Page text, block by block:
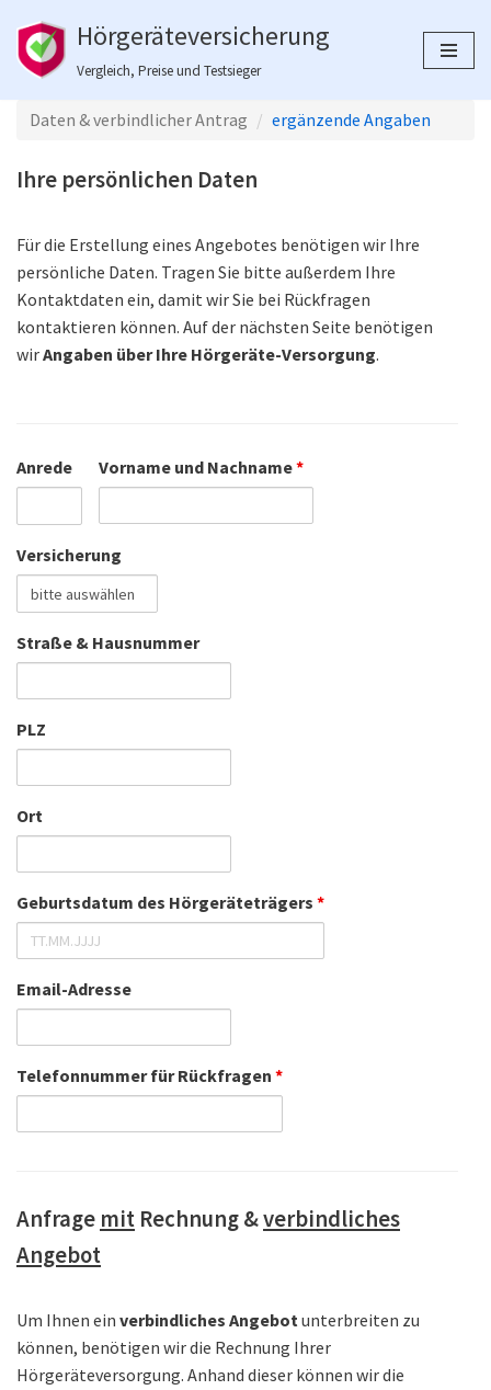
Zum
springen
Hörgeräteversicherung
Vergleich, Preise und Testsieger
Daten & verbindlicher Antrag ergänzende Angaben
Ihre persönlichen Daten
Für die Erstellung eines Angebotes benötigen wir Ihre
persönliche Daten. Tragen Sie bitte außerdem Ihre
Kontaktdaten ein, damit wir Sie bei Rückfragen
kontaktieren können. Auf der nächsten Seite benötigen
wirAngaben über Ihre Hörgeräte-Versorgung.
Anrede Vorname und Nachname*
Versicherung
Straße & Hausnummer
PLZ
Ort
Geburtsdatum des Hörgeräteträgers *
Email-Adresse
Telefonnummer für Rückfragen *
Anfrage mit Rechnung &verbindliches
Angebot
Um Ihnen ein verbindliches Angebotunterbreiten zu
können, benötigen wir die Rechnung Ihrer
Hörgeräteversorgung. Anhand dieser können wir die